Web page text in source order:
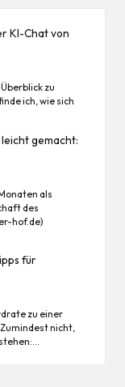
KI-Chat von
zu
ich, wie sich
gemacht:
als
des
hof.de)
für
zu einer
nicht,